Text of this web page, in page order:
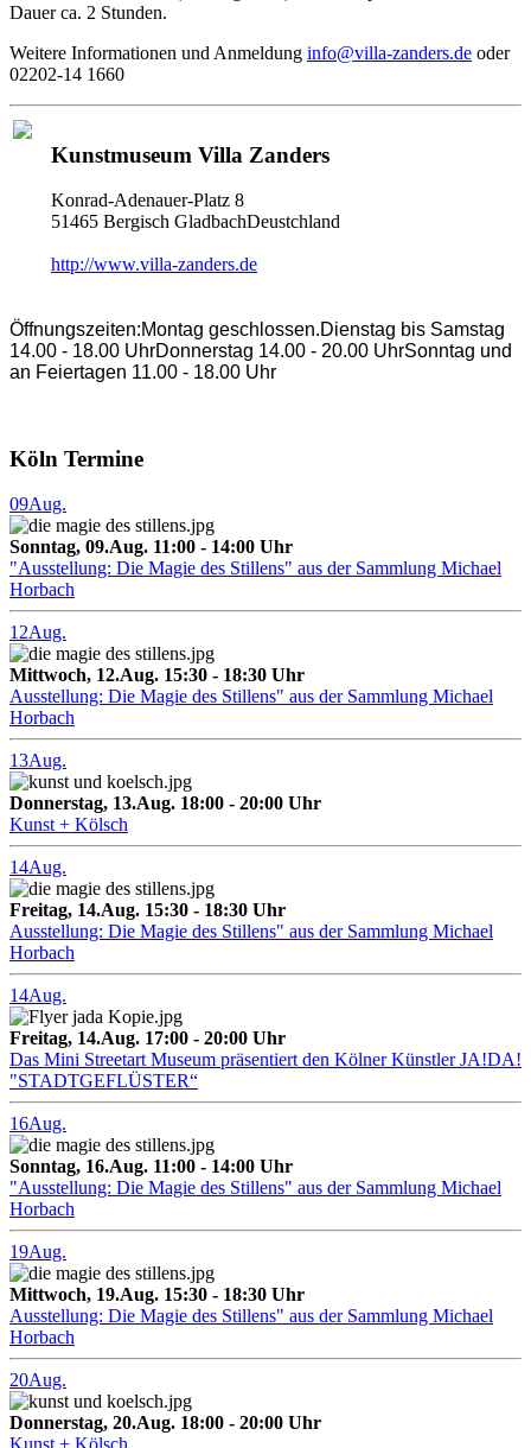
Dauer ca. 2 Stunden.
Weitere Informationen und Anmeldung info@villa-zanders.de oder
02202-14 1660
Kunstmuseum Villa Zanders
Konrad-Adenauer-Platz 8
51465 Bergisch GladbachDeustchland
http://www.villa-zanders.de
Öffnungszeiten:Montag geschlossen.Dienstag bis Samstag
14.00 - 18.00 UhrDonnerstag 14.00 - 20.00 UhrSonntag und
an Feiertagen 11.00 - 18.00 Uhr
Köln Termine
09Aug.
Sonntag, 09.Aug. 11:00 - 14:00 Uhr
"Ausstellung: Die Magie des Stillens" aus der Sammlung Michael
Horbach
12Aug.
Mittwoch, 12.Aug. 15:30 - 18:30 Uhr
Ausstellung: Die Magie des Stillens" aus der Sammlung Michael
Horbach
13Aug.
Donnerstag, 13.Aug. 18:00 - 20:00 Uhr
Kunst + Kölsch
14Aug.
Freitag, 14.Aug. 15:30 - 18:30 Uhr
Ausstellung: Die Magie des Stillens" aus der Sammlung Michael
Horbach
14Aug.
Freitag, 14.Aug. 17:00 - 20:00 Uhr
Das Mini Streetart Museum präsentiert den Kölner Künstler JA!DA!
"STADTGEFLÜSTER“
16Aug.
Sonntag, 16.Aug. 11:00 - 14:00 Uhr
"Ausstellung: Die Magie des Stillens" aus der Sammlung Michael
Horbach
19Aug.
Mittwoch, 19.Aug. 15:30 - 18:30 Uhr
Ausstellung: Die Magie des Stillens" aus der Sammlung Michael
Horbach
20Aug.
Donnerstag, 20.Aug. 18:00 - 20:00 Uhr